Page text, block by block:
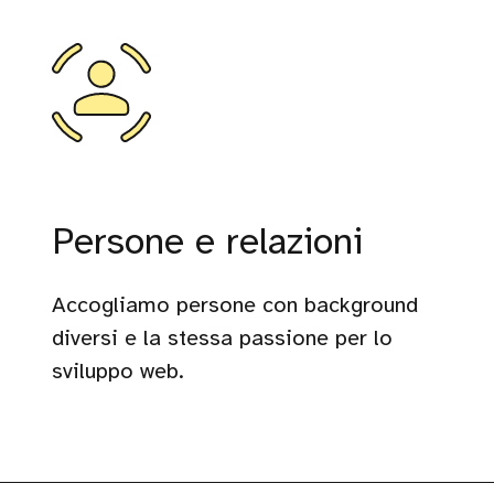
Persone e relazioni
Accogliamo persone con background
diversi e la stessa passione per lo
sviluppo web.